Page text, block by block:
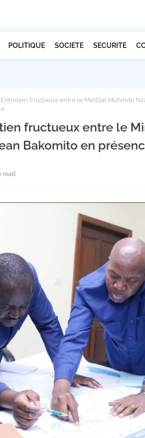
POLITIQUE SOCIETE SECURITE
Entretien fructueux entre le MinÉtat Muhindo
fructueux entre le
Bakomito en
read